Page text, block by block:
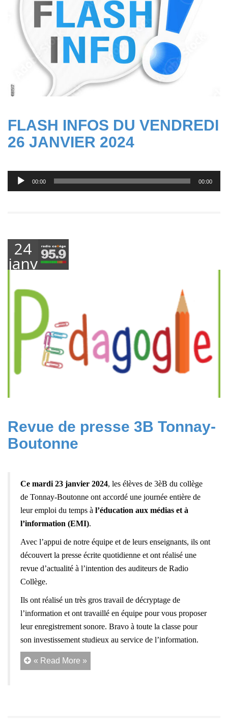
FLASH INFOS DU VENDREDI
26 JANVIER 2024
Lecteur
audio
00:00 00:00
24
janvier
Revue de presse 3B Tonnay-
Boutonne
Ce mardi 23 janvier 2024, les élèves de 3èB du collège
de Tonnay-Boutonne ont accordé une journée entière de
leur emploi du temps à l’éducation aux médias et à
l’information (EMI).
Avec l’appui de notre équipe et de leurs enseignants, ils ont
découvert la presse écrite quotidienne et ont réalisé une
revue d’actualité à l’intention des auditeurs de Radio
Collège.
Ils ont réalisé un très gros travail de décryptage de
l’information et ont travaillé en équipe pour vous proposer
leur enregistrement sonore. Bravo à toute la classe pour
son investissement studieux au service de l’information.
« Read More »